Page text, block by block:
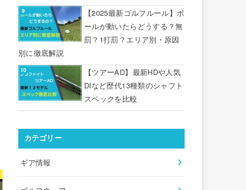
【2025最新ゴルフルール】ボ
ールが動いたらどうする？無
罰？1打罰？エリア別・原因
別に徹底解説
【ツアーAD】最新HDや人気
DIなど歴代13種類のシャフト
スペックを比較
カテゴリー
ギア情報